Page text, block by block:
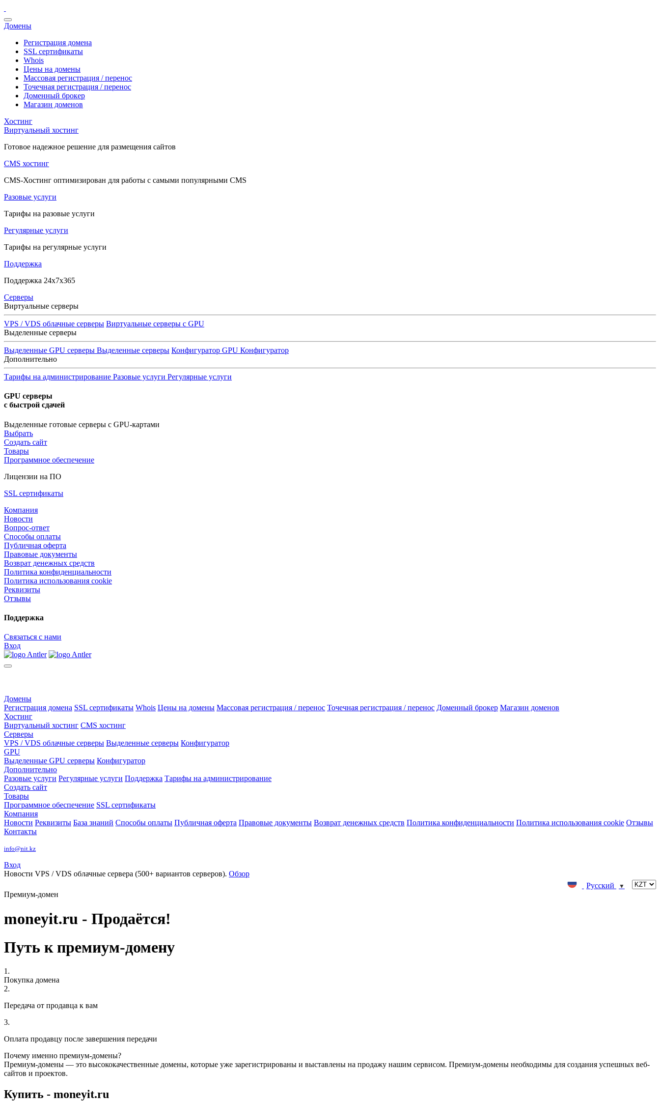
Домены
Регистрация домена
SSL сертификаты
Whois
Цены на домены
Массовая регистрация / перенос
Точечная регистрация / перенос
Доменный брокер
Магазин доменов
Хостинг
Виртуальный хостинг
Готовое надежное решение для размещения сайтов
CMS хостинг
CMS-Хостинг оптимизирован для работы с самыми популярными CMS
Разовые услуги
Тарифы на разовые услуги
Регулярные услуги
Тарифы на регулярные услуги
Поддержка
Поддержка 24x7x365
Серверы
Виртуальные серверы
VPS / VDS облачные серверы Виртуальные серверы с GPU
Выделенные серверы
Выделенные GPU серверы Выделенные серверы Конфигуратор GPU Конфигуратор
Дополнительно
Тарифы на администрирование Разовые услуги Регулярные услуги
GPU серверы
с быстрой сдачей
Выделенные готовые серверы с GPU-картами
Выбрать
Создать сайт
Товары
Программное обеспечение
Лицензии на ПО
SSL сертификаты
Компания
Новости
Вопрос-ответ
Способы оплаты
Публичная оферта
Правовые документы
Возврат денежных средств
Политика конфиденциальности
Политика использования cookie
Реквизиты
Отзывы
Поддержка
Связаться с нами
Вход
Домены
Регистрация домена SSL сертификаты Whois Цены на домены Массовая регистрация / перенос Точечная регистрация / перенос Доменный брокер Магазин доменов
Хостинг
Виртуальный хостинг CMS хостинг
Серверы
VPS / VDS облачные серверы Выделенные серверы Конфигуратор
GPU
Выделенные GPU серверы Конфигуратор
Дополнительно
Разовые услуги Регулярные услуги Поддержка Тарифы на администрирование
Создать сайт
Товары
Программное обеспечение SSL сертификаты
Компания
Новости Реквизиты База знаний Способы оплаты Публичная оферта Правовые документы Возврат денежных средств Политика конфиденциальности Политика использования cookie Отзывы
Контакты
info@nit.kz
Вход
Новости VPS / VDS облачные сервера (500+ вариантов серверов). Обзор
Русский
▼
Премиум-домен
moneyit.ru - Продаётся!
Путь к премиум-домену
1.
Покупка домена
2.
Передача от продавца к вам
3.
Оплата продавцу после завершения передачи
Почему именно премиум-домены?
Премиум-домены — это высококачественные домены, которые уже зарегистрированы и выставлены на продажу нашим сервисом. Премиум-домены необходимы для создания успешных веб-
сайтов и проектов.
Купить - moneyit.ru